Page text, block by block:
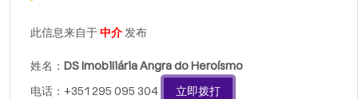
此信息来自于中介发布
姓名： DS Imobiliária Angra do Heroísmo
电话：+351 295 095 304
立即拨打